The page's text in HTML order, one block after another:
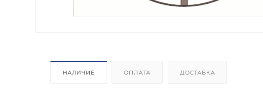
НАЛИЧИЕ ОПЛАТА ДОСТАВКА